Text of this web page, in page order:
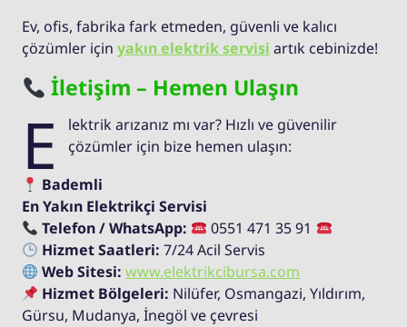
Ev, ofis, fabrika fark etmeden, güvenli ve kalıcı
çözümler için yakın elektrik servisi artık cebinizde!
İletişim – Hemen Ulaşın
E
lektrik arızanız mı var? Hızlı ve güvenilir
çözümler için bize hemen ulaşın:
Bademli
En Yakın Elektrikçi Servisi
Telefon / WhatsApp:
0551 471 35 91
Hizmet Saatleri: 7/24 Acil Servis
Web Sitesi: www.elektrikcibursa.com
Hizmet Bölgeleri: Nilüfer, Osmangazi, Yıldırım,
Gürsu, Mudanya, İnegöl ve çevresi